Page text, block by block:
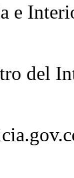
e
del